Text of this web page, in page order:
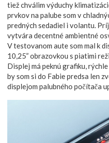
tiež chválim výduchy
prvkov na palube som v
predných sedadiel i volantu.
vytvára decentné ambientné
V testovanom aute som mal k
10,25” obrazovkou s piatimi
Displej má peknú grafiku,
by som si do Fabie predsa len
displejom palubného počítača